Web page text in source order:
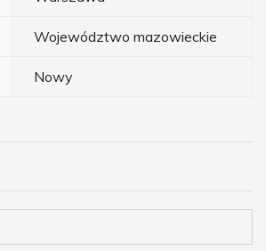
Województwo mazowieckie
Nowy